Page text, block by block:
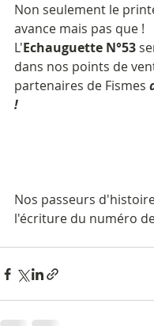
Non seulement le
avance mais pas que !
L'Echauguette N°53
dans nos points de
partenaires de Fismes
!
Nos passeurs
l'écriture du numéro